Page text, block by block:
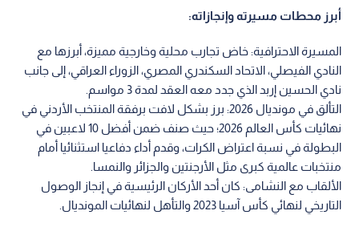
أبرز محطات مسيرته وإنجازاته:
المسيرة الاحترافية: خاض تجارب محلية وخارجية مميزة، أبرزها مع
النادي الفيصلي، الاتحاد السكندري المصري، الزوراء العراقي، إلى جانب
نادي الحسين إربد الذي جدد معه العقد لمدة 3 مواسم.
التألق في مونديال 2026: برز بشكل لافت برفقة المنتخب الأردني في
نهائيات كأس العالم 2026؛ حيث صنف ضمن أفضل 10 لاعبين في
البطولة في نسبة اعتراض الكرات، وقدم أداء دفاعيا استثنائيا أمام
منتخبات عالمية كبرى مثل الأرجنتين والجزائر والنمسا.
الألقاب مع النشامى: كان أحد الأركان الرئيسية في إنجاز الوصول
التاريخي لنهائي كأس آسيا 2023 والتأهل لنهائيات المونديال.